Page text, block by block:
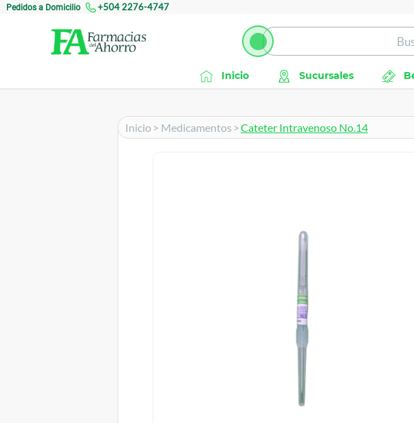
Pedidos a Domicilio +504 2276-4747
Inicio Sucursales
Inicio > Medicamentos >Cateter Intravenoso No.14